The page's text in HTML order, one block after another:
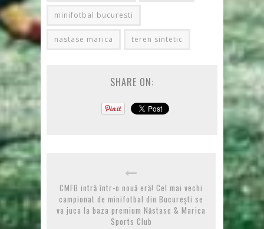
minifotbal bucuresti
nastase marica teren sintetic
SHARE ON:
CMFB intră într-o nouă eră! Cel mai vechi
campionat de minifotbal din București se
va juca la baza premium Năstase & Marica
Sports Club